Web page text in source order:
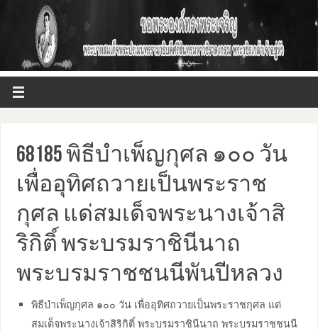
68185 พิธีบำเพ็ญกุศล ๑๐๐ วัน
เพื่ออุทิศถวายเป็นพระราช
กุศล แด่สมเด็จพระนางเจ้าสิ
ริกิติ์ พระบรมราชินีนาถ
พระบรมราชชนนีพันปีหลวง
พิธีบำเพ็ญกุศล ๑๐๐ วัน เพื่ออุทิศถวายเป็นพระราชกุศล แด่
สมเด็จพระนางเจ้าสิริกิติ์ พระบรมราชินีนาถ พระบรมราชชนนี